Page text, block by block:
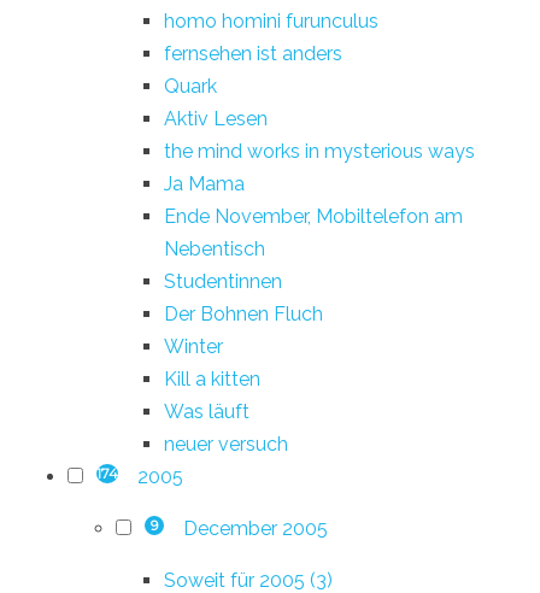
homo homini furunculus
fernsehen ist anders
Quark
Aktiv Lesen
the mind works in mysterious ways
Ja Mama
Ende November, Mobiltelefon am
Nebentisch
Studentinnen
Der Bohnen Fluch
Winter
Kill a kitten
Was läuft
neuer versuch
174 2005
9 December 2005
Soweit für 2005 (3)